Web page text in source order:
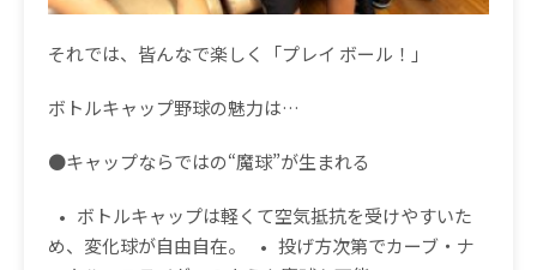
それでは、皆んなで楽しく「プレイ ボール！」
ボトルキャップ野球の魅力は…
●キャップならではの“魔球”が生まれる
• ボトルキャップは軽くて空気抵抗を受けやすいた
め、変化球が自由自在。
• 投げ方次第でカーブ・ナ